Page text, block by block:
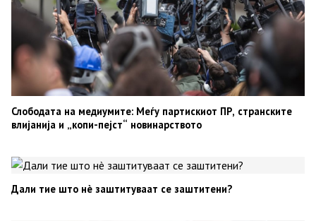
Слободата на медиумите: Меѓу партискиот ПР, странските
влијанија и „копи-пејст“ новинарството
Дали тие што нè заштитуваат се заштитени?